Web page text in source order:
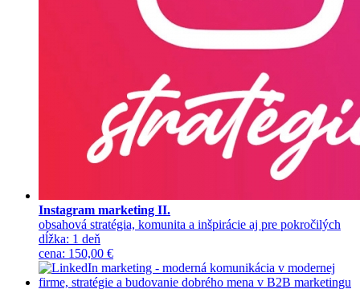
Instagram marketing II.
obsahová stratégia, komunita a inšpirácie aj pre pokročilých
dĺžka: 1 deň
cena: 150,00 €